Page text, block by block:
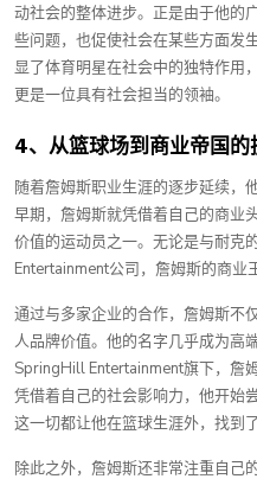
动社会的整体进步。正是由于他的
些问题，也促使社会在某些方面发
显了体育明星在社会中的独特作用
更是一位具有社会担当的领袖。
4、从篮球场到商业帝国的
随着詹姆斯职业生涯的逐步延续，
早期，詹姆斯就凭借着自己的商业
价值的运动员之一。无论是与耐克
Entertainment公司，詹姆斯的商业
通过与多家企业的合作，詹姆斯不
人品牌价值。他的名字几乎成为高
SpringHill Entertainment旗下，詹
凭借着自己的社会影响力，他开始
这一切都让他在篮球生涯外，找到
除此之外，詹姆斯还非常注重自己